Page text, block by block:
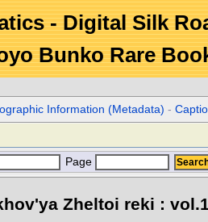
- Digital Silk
Bunko Rare
Information (Metadata) -
Page
Zheltoi reki : vol.1